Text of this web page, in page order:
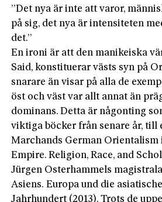
”Det nya är inte att varor,
på sig, det nya är intensiteten
det.”
En ironi är att den manikeiska
Said, konstituerar västs syn på
snarare än visar på alla de
öst och väst var allt annat än
dominans. Detta är någonting
viktiga böcker från senare år, till
Marchands German Orientalism
Empire. Religion, Race, and
Jürgen Osterhammels
Asiens. Europa und die
Jahrhundert (2013). Trots de